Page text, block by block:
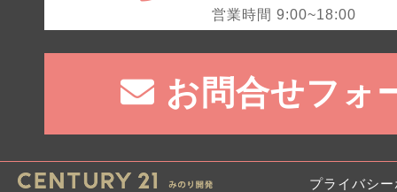
営業時間 9:00~18:00
お問合せフォ
プライバシ